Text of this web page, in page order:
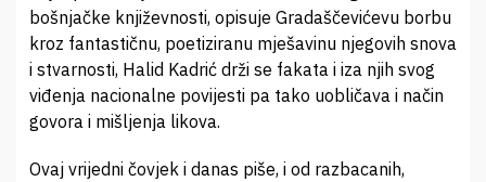
bošnjačke književnosti, opisuje Gradaščevićevu borbu
kroz fantastičnu, poetiziranu mješavinu njegovih snova
i stvarnosti, Halid Kadrić drži se fakata i iza njih svog
viđenja nacionalne povijesti pa tako uobličava i način
govora i mišljenja likova.
Ovaj vrijedni čovjek i danas piše, i od razbacanih,